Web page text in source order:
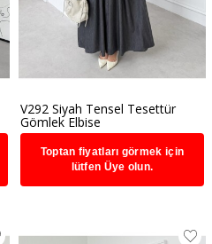
V292 Siyah Tensel Tesettür
Gömlek Elbise
Toptan fiyatları görmek için
lütfen Üye olun.